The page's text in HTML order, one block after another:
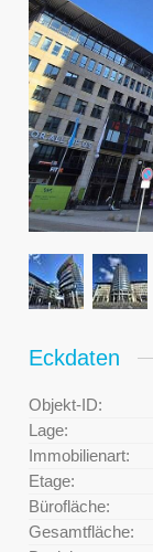
Eckdaten
Objekt-ID:
Lage:
Immobilienart:
Etage:
Bürofläche:
Gesamtfläche: